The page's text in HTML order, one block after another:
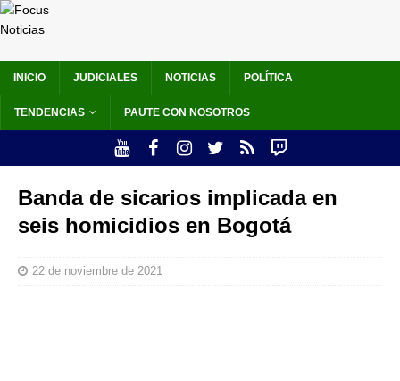
INICIO JUDICIALES NOTICIAS POLÍTICA
TENDENCIAS PAUTE CON NOSOTROS
Banda de sicarios implicada en
seis homicidios en Bogotá
22 de noviembre de 2021